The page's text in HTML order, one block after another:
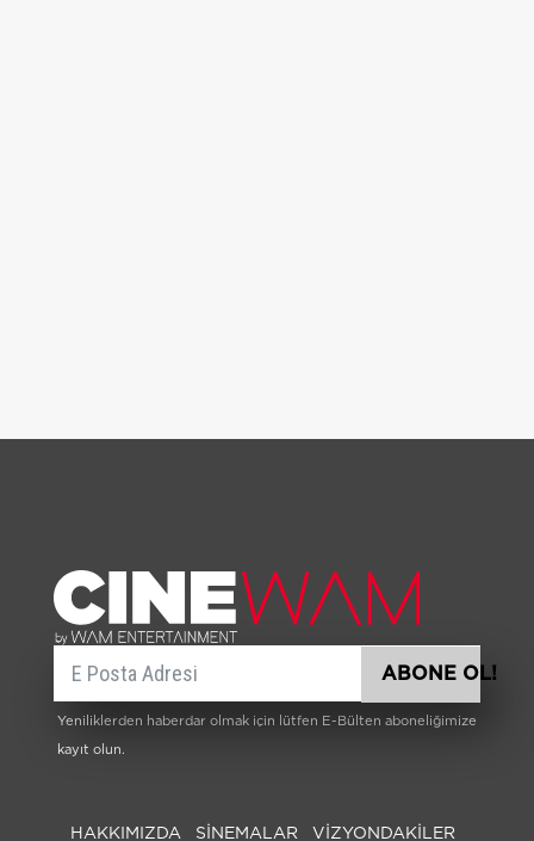
ABONE OL!
Yeniliklerden haberdar olmak için lütfen E-Bülten aboneliğimize
kayıt olun.
HAKKIMIZDA SİNEMALAR VIZYONDAKILER